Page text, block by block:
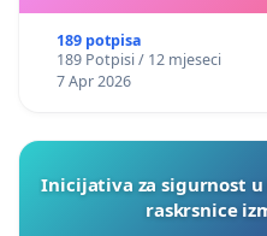
189 potpisa
189 Potpisi / 12 mjeseci
7 Apr 2026
Inicijativa za sigurnost u
raskrsnice